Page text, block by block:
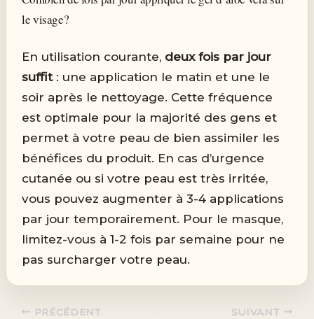
le visage?
En utilisation courante, deux fois par jour
suffit: une application le matin et une le
soir après le nettoyage. Cette fréquence
est optimale pour la majorité des gens et
permet à votre peau de bien assimiler les
bénéfices du produit. En cas d’urgence
cutanée ou si votre peau est très irritée,
vous pouvez augmenter à 3-4 applications
par jour temporairement. Pour le masque,
limitez-vous à 1-2 fois par semaine pour ne
pas surcharger votre peau.
PRÉCÉDENT SUIVANT